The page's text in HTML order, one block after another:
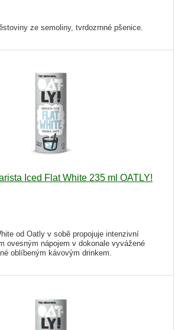
ze semoliny, tvrdozrnné pšenice.
Iced Flat White 235 ml OATLY!
od Oatly v sobě propojuje intenzivní
ovesným nápojem v dokonale vyvážené
oblíbeným kávovým drinkem.